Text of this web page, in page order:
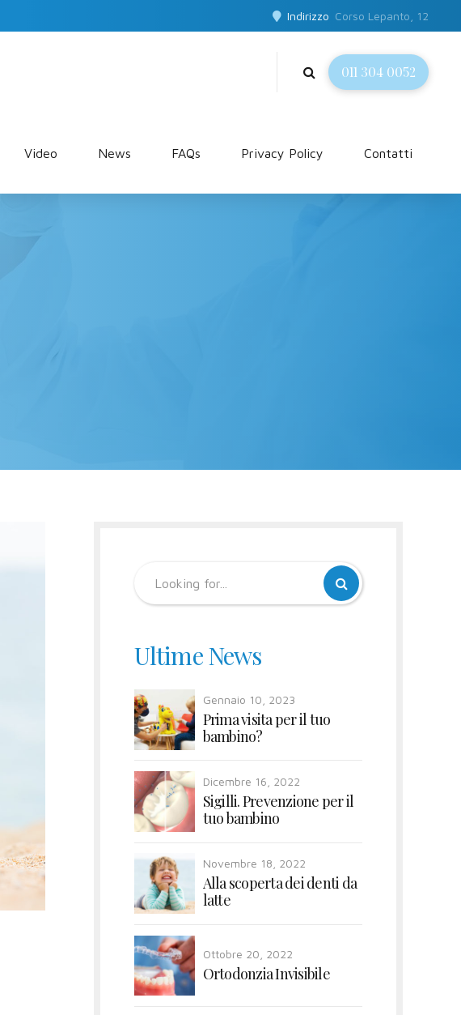
Indirizzo Corso Lepanto, 12
011 304 0052
Video News FAQs Privacy Policy Contatti
Ultime News
Gennaio 10, 2023
Prima visita per il tuo
bambino?
Dicembre 16, 2022
Sigilli. Prevenzione per il
tuo bambino
Novembre 18, 2022
Alla scoperta dei denti da
latte
Ottobre 20, 2022
Ortodonzia Invisibile